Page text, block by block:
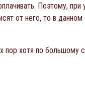
Поэтому,
от него, то в
хотя по большому